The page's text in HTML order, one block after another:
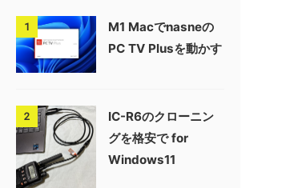
1
M1 Macでnasneの
PC TV Plusを動かす
2
IC-R6のクローニン
グを格安で for
Windows11